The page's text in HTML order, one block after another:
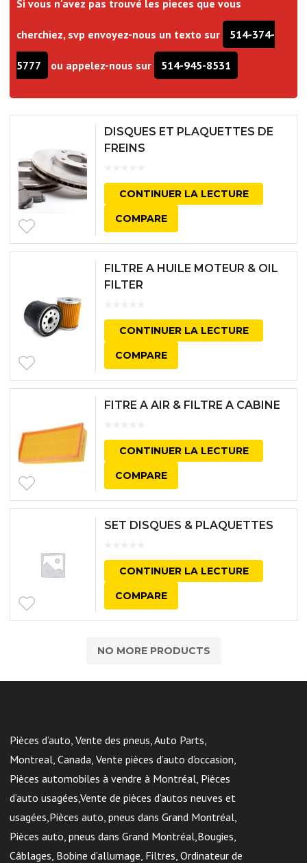
Si vous n'avez pas trouvé les pieces que vous
cherchiez, svp envoyez-nous un texto sur 514-374-
5777 ou appelez-nous sur 514-945-8531
DISQUES ET PLAQUETTES DE
FREINS
CONTINUER LA LECTURE
COMPARE
FILTRE A HUILE MOTEUR & OIL
FILTER
CONTINUER LA LECTURE
COMPARE
FITRE A AIR & FILTRE A CABINE
CONTINUER LA LECTURE
COMPARE
SET DISQUES & PLAQUETTES
CONTINUER LA LECTURE
COMPARE
NO MORE PRODUCTS
Pièces d’auto, Vente des pneus, Auto Parts,
Montreal, Canada, Vente pièces d’auto d’occasion,
Pièces automobiles à vendre à Montréal, Pièces
d’auto usagées,Vente de pièces d’autos neuves et
usagées,Pièces auto, pneus dans Grand Montréal,
Pièces auto, pneus dans Grand Montréal,Bougies,
Câblages, Bobine d’allumage, Filtres, Ordinateur de